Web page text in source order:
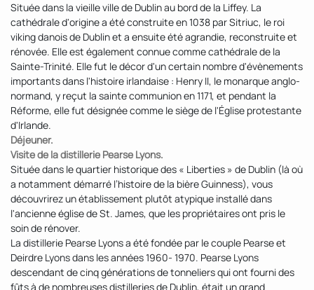
Située dans la vieille ville de Dublin au bord de la Liffey. La
cathédrale d'origine a été construite en 1038 par Sitriuc, le roi
viking danois de Dublin et a ensuite été agrandie, reconstruite et
rénovée. Elle est également connue comme cathédrale de la
Sainte-Trinité. Elle fut le décor d'un certain nombre d'évènements
importants dans l'histoire irlandaise : Henry II, le monarque anglo-
normand, y reçut la sainte communion en 1171, et pendant la
Réforme, elle fut désignée comme le siège de l'Église protestante
d'Irlande.
Déjeuner.
Visite de la distillerie Pearse Lyons.
Située dans le quartier historique des « Liberties » de Dublin (là où
a notamment démarré l’histoire de la bière Guinness), vous
découvrirez un établissement plutôt atypique installé dans
l'ancienne église de St. James, que les propriétaires ont pris le
soin de rénover.
La distillerie Pearse Lyons a été fondée par le couple Pearse et
Deirdre Lyons dans les années 1960- 1970. Pearse Lyons
descendant de cinq générations de tonneliers qui ont fourni des
fûts à de nombreuses distilleries de Dublin, était un grand